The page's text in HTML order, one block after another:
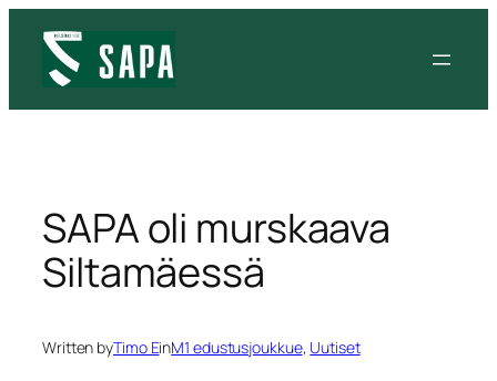
sisältöön
SAPA oli murskaava
Siltamäessä
Written byTimo EinM1 edustusjoukkue, Uutiset